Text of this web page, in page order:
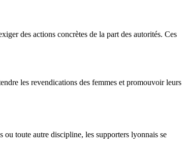
des actions concrètes de la part des autorités. Ces
les revendications des femmes et promouvoir leurs
toute autre discipline, les supporters lyonnais se